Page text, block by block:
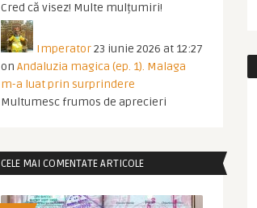
Cred că visez! Multe mulțumiri!
Imperator23 iunie 2026 at 12:27
on Andaluzia magica (ep. 1). Malaga
m-a luat prin surprindere
Multumesc frumos de aprecieri
CELE MAI COMENTATE ARTICOLE